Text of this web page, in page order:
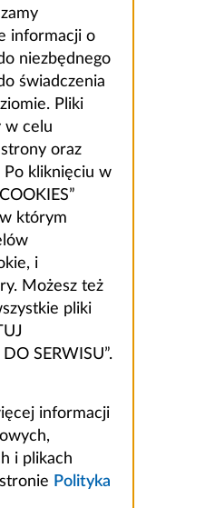
informacji o
niezbędnego
świadczenia
Pliki
w celu
oraz
Po kliknięciu w
którym
i
Możesz też
pliki
SERWISU”.
informacji
i plikach
Polityka